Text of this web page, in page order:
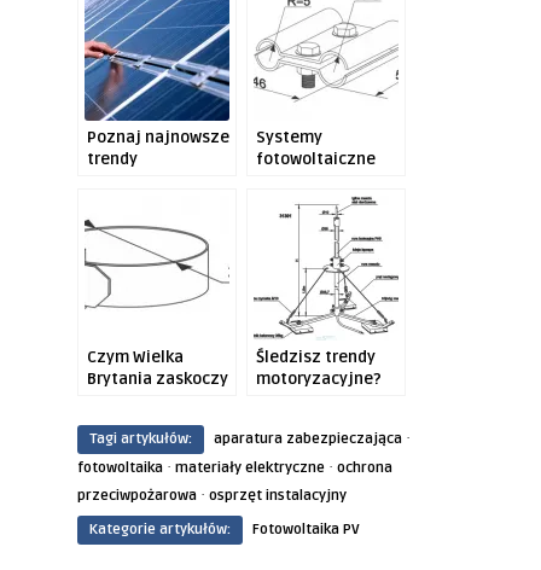
Poznaj najnowsze
trendy
Systemy
fotowoltaiczne
podstawowe?
Czym Wielka
Brytania zaskoczy
Śledzisz trendy
motoryzacyjne?
Tagi artykułów: aparatura zabezpieczająca ·
fotowoltaika · materiały elektryczne · ochrona
przeciwpożarowa · osprzęt instalacyjny
Kategorie artykułów:
Fotowoltaika PV